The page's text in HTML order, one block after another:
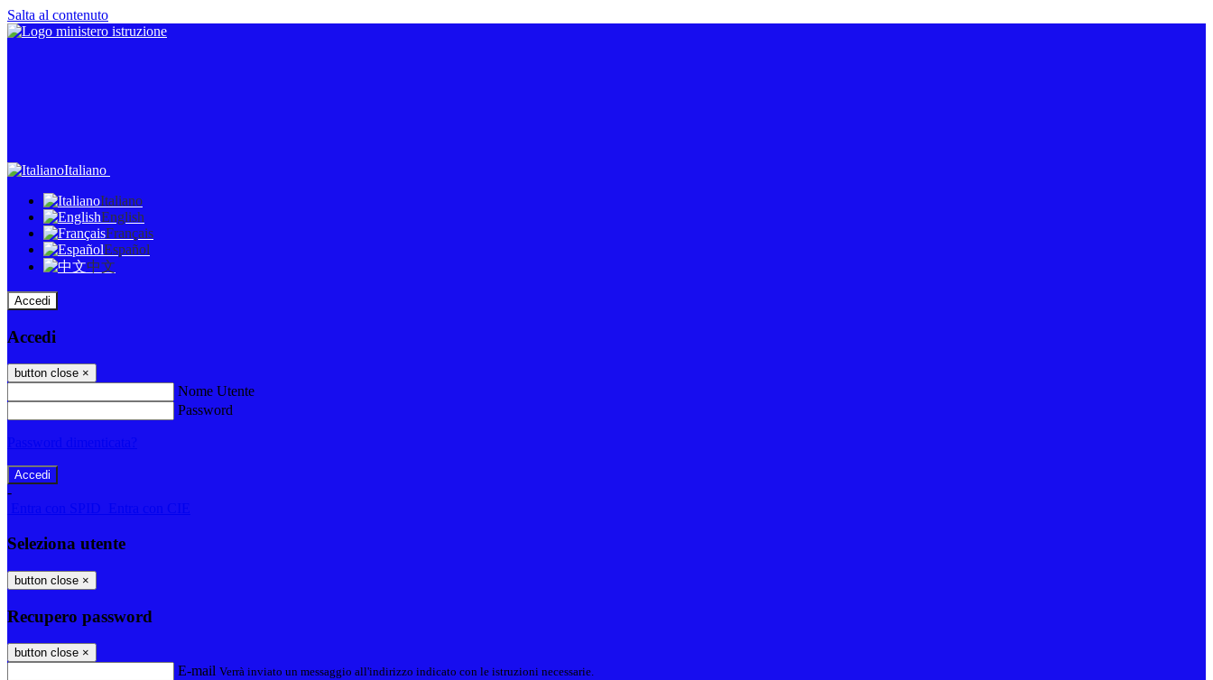
Salta al contenuto
Italiano
Italiano
English
Français
Español
中文
Accedi
Accedi
button close ×
Nome Utente
Password
-
Seleziona utente
button close ×
Recupero password
button close ×
E-mail Verrà inviato un messaggio all'indirizzo indicato con le istruzioni necessarie.